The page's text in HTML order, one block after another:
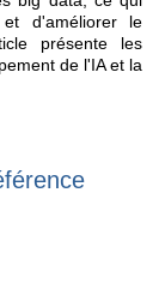
et d'améliorer le
présente les
de l'IA et la